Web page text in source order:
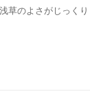
草のよさがじっくり